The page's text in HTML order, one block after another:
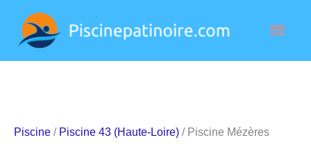
contenu
Piscine / Piscine 43 (Haute-Loire) / Piscine Mézères